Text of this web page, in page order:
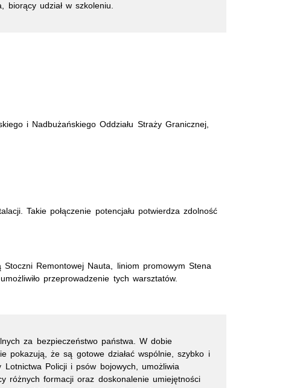
biorący udział w szkoleniu.
i Nadbużańskiego Oddziału Straży Granicznej,
Takie połączenie potencjału potwierdza zdolność
Remontowej Nauta, liniom promowym Stena
przeprowadzenie tych warsztatów.
za bezpieczeństwo państwa. W dobie
pokazują, że są gotowe działać wspólnie, szybko i
Policji i psów bojowych, umożliwia
różnych formacji oraz doskonalenie umiejętności